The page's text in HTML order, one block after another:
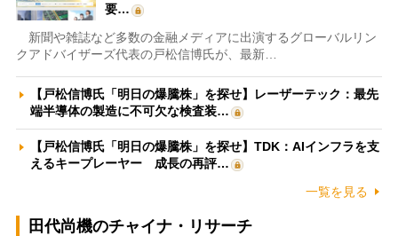
要…
新聞や雑誌など多数の金融メディアに出演するグローバルリン
クアドバイザーズ代表の戸松信博氏が、最新…
【戸松信博氏「明日の爆騰株」を探せ】レーザーテック：最先
端半導体の製造に不可欠な検査装…
【戸松信博氏「明日の爆騰株」を探せ】TDK：AIインフラを支
えるキープレーヤー 成長の再評…
一覧を見る
田代尚機のチャイナ・リサーチ